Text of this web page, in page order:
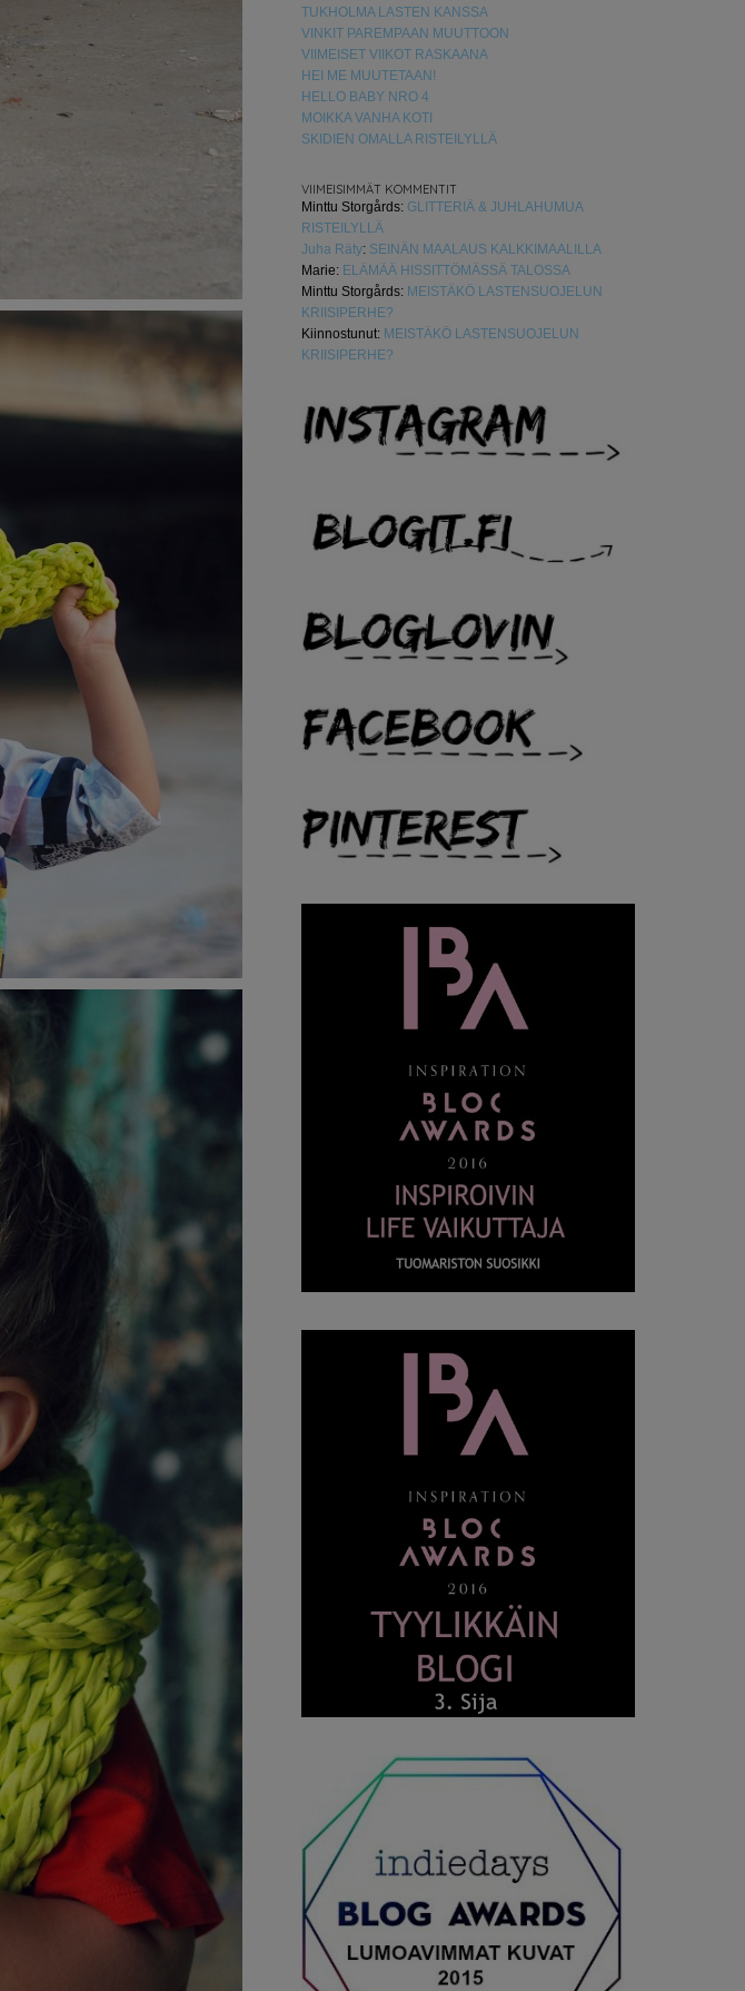
TUKHOLMA LASTEN KANSSA
VINKIT PAREMPAAN MUUTTOON
VIIMEISET VIIKOT RASKAANA
HEI ME MUUTETAAN!
HELLO BABY NRO 4
MOIKKA VANHA KOTI
SKIDIEN OMALLA RISTEILYLLÄ
VIIMEISIMMÄT KOMMENTIT
Minttu Storgårds: GLITTERIÄ & JUHLAHUMUA
RISTEILYLLÄ
Juha Räty: SEINÄN MAALAUS KALKKIMAALILLA
Marie: ELÄMÄÄ HISSITTÖMÄSSÄ TALOSSA
Minttu Storgårds: MEISTÄKÖ LASTENSUOJELUN
KRIISIPERHE?
Kiinnostunut: MEISTÄKÖ LASTENSUOJELUN
KRIISIPERHE?